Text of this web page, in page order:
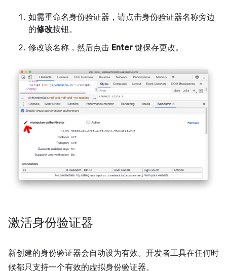
如需重命名身份验证器，请点击身份验证器名称旁边
的修改按钮。
修改该名称，然后点击 Enter 键保存更改。
激活身份验证器
新创建的身份验证器会自动设为有效。开发者工具在任何时
候都只支持一个有效的虚拟身份验证器。